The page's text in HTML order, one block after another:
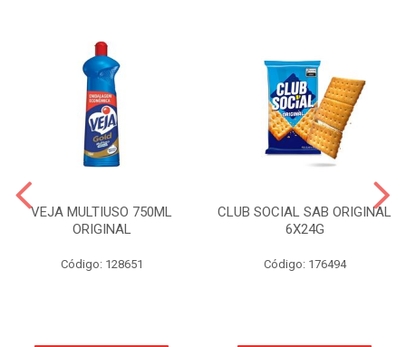
VEJA MULTIUSO 750ML
ORIGINAL
Código: 128651
CLUB SOCIAL SAB ORIGINAL
6X24G
Código: 176494